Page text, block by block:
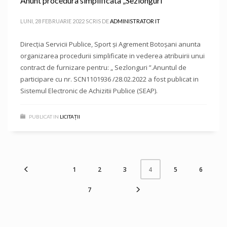
LUNI, 28 FEBRUARIE 2022 SCRIS DEADMINISTRATOR IT
Direcţia Servicii Publice, Sport şi Agrement Botoşani anunta
organizarea procedurii simplificate in vederea atribuirii unui
contract de furnizare pentru: „ Sezlonguri ”.Anuntul de
participare cu nr. SCN1101936 /28.02.2022 a fost publicat in
Sistemul Electronic de Achizitii Publice (SEAP).
PUBLICAT IN LICITAȚII
1 2 3 4 5 6
7